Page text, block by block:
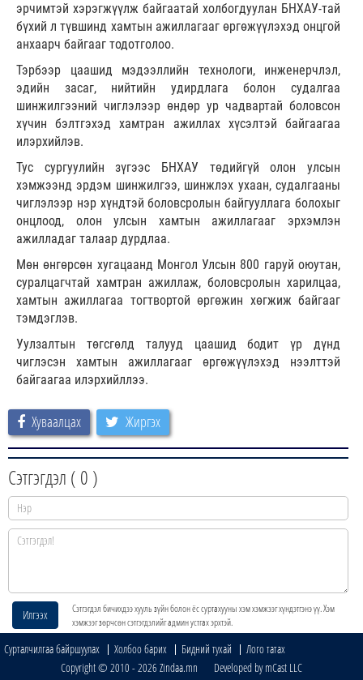
эрчимтэй хэрэгжүүлж байгаатай холбогдуулан БНХАУ-тай
бүхий л түвшинд хамтын ажиллагааг өргөжүүлэхэд онцгой
анхаарч байгааг тодотголоо.
Тэрбээр цаашид мэдээллийн технологи, инженерчлэл,
эдийн засаг, нийтийн удирдлага болон судалгаа
шинжилгээний чиглэлээр өндөр ур чадвартай боловсон
хүчин бэлтгэхэд хамтран ажиллах хүсэлтэй байгаагаа
илэрхийлэв.
Тус сургуулийн зүгээс БНХАУ төдийгүй олон улсын
хэмжээнд эрдэм шинжилгээ, шинжлэх ухаан, судалгааны
чиглэлээр нэр хүндтэй боловсролын байгууллага болохыг
онцлоод, олон улсын хамтын ажиллагааг эрхэмлэн
ажилладаг талаар дурдлаа.
Мөн өнгөрсөн хугацаанд Монгол Улсын 800 гаруй оюутан,
суралцагчтай хамтран ажиллаж, боловсролын харилцаа,
хамтын ажиллагаа тогтвортой өргөжин хөгжиж байгааг
тэмдэглэв.
Уулзалтын төгсгөлд талууд цаашид бодит үр дүнд
чиглэсэн хамтын ажиллагааг өргөжүүлэхэд нээлттэй
байгаагаа илэрхийллээ.
Хуваалцах Жиргэх
Сэтгэгдэл ( 0 )
Илгээх
Сэтгэгдэл бичихдээ хууль зүйн болон ёс суртахууны хэм хэмжээг хүндэтгэнэ үү. Хэм
хэмжээг зөрчсөн сэтгэгдэлийг админ устгах эрхтэй.
Сурталчилгаа байршуулах Холбоо барих Бидний тухай
Лого татах
Copyright © 2010 - 2026 Zindaa.mn Developed by mCast LLC